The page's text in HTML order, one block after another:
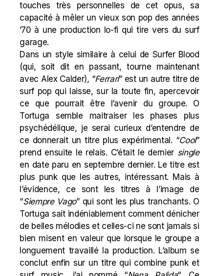
touches très personnelles de cet opus, sa
capacité à mêler un vieux son pop des années
’70 à une production lo-fi qui tire vers du surf
garage.
Dans un style similaire à celui de Surfer Blood
(qui, soit dit en passant, tourne maintenant
avec Alex Calder), “Ferrari” est un autre titre de
surf pop qui laisse, sur la toute fin, apercevoir
ce que pourrait être l’avenir du groupe. O
Tortuga semble maitraiser les phases plus
psychédélique, je serai curieux d’entendre de
ce donnerait un titre plus expérimental. “Cool”
prend ensuite le relais. C’était le dernier single
en date paru en septembre dernier. Le titre est
plus punk que les autres, intéressant. Mais à
l’évidence, ce sont les titres à l’image de
“Siempre Vago” qui sont les plus tranchants. O
Tortuga sait indéniablement comment dénicher
de belles mélodies et celles-ci ne sont jamais si
bien misent en valeur que lorsque le groupe a
longuement travaillé la production. L’album se
conclut enfin sur un titre qui combine punk et